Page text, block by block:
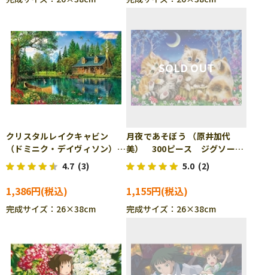
クリスタルレイクキャビン
（ドミニク・デイヴィソン）
300ピース ジグソーパズル
APP-300-334
4.7 (3)
1,386円
完成サイズ：26×38cm
月夜であそぼう （原井加代
美） 300ピース ジグソーパ
ズル BEV-33-148
5.0 (2)
1,155円
完成サイズ：26×38cm